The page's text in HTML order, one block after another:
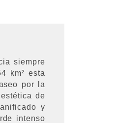
siempre
km² esta
por la
de
y
intenso